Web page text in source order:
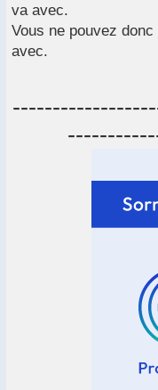
va avec.
Vous ne pouvez
avec.